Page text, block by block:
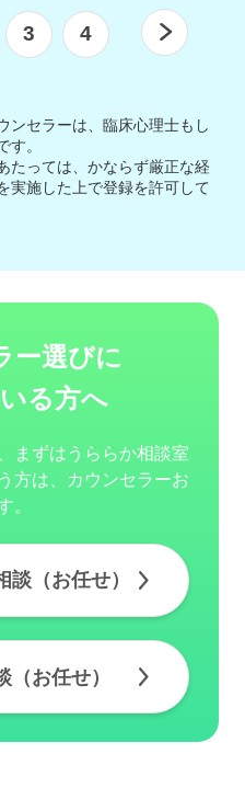
3 4
ンセラーは、臨床心理士もし
す。
たっては、かならず厳正な経
実施した上で登録を許可して
ー選びに
る方へ
まずはうららか相談室
方は、カウンセラーお
。
談（お任せ）
（お任せ）